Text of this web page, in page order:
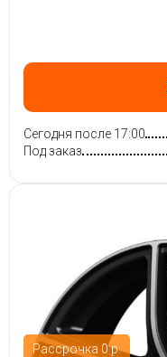
Сегодня после 17:00
Под заказ
Рассрочка 0 р.